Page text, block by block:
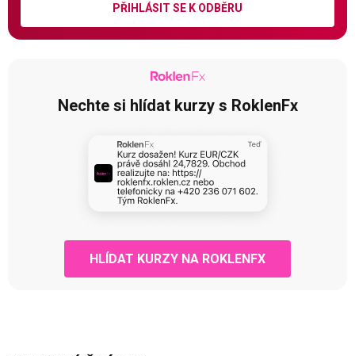
PŘIHLÁSIT SE K ODBĚRU
Nechte si hlídat kurzy s RoklenFx
HLÍDAT KURZY NA ROKLENFX